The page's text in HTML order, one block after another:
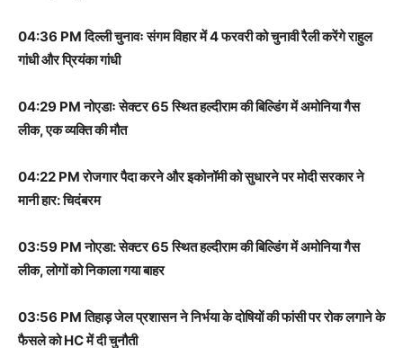
04:36 PM दिल्ली चुनावः संगम विहार में 4 फरवरी को चुनावी रैली करेंगे राहुल
गांधी और प्रियंका गांधी
04:29 PM नोएडाः सेक्टर 65 स्थित हल्दीराम की बिल्डिंग में अमोनिया गैस
लीक, एक व्यक्ति की मौत
04:22 PM रोजगार पैदा करने और इकोनॉमी को सुधारने पर मोदी सरकार ने
मानी हार: चिदंबरम
03:59 PM नोएडा: सेक्टर 65 स्थित हल्दीराम की बिल्डिंग में अमोनिया गैस
लीक, लोगों को निकाला गया बाहर
03:56 PM तिहाड़ जेल प्रशासन ने निर्भया के दोषियों की फांसी पर रोक लगाने के
फैसले को HC में दी चुनौती